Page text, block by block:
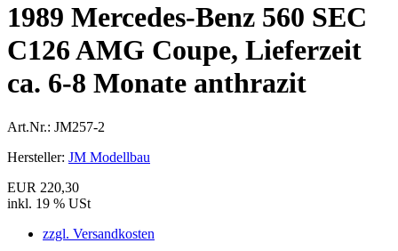
1989 Mercedes-Benz 560 SEC
C126 AMG Coupe, Lieferzeit
ca. 6-8 Monate anthrazit
Art.Nr.: JM257-2
Hersteller: JM Modellbau
EUR 220,30
inkl. 19 % USt
zzgl. Versandkosten